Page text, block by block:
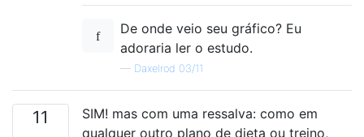
De onde veio seu gráfico? Eu
adoraria ler o estudo.
— Daxelrod 03/11
11
SIM! mas com uma ressalva: como em
qualquer outro plano de dieta ou treino,